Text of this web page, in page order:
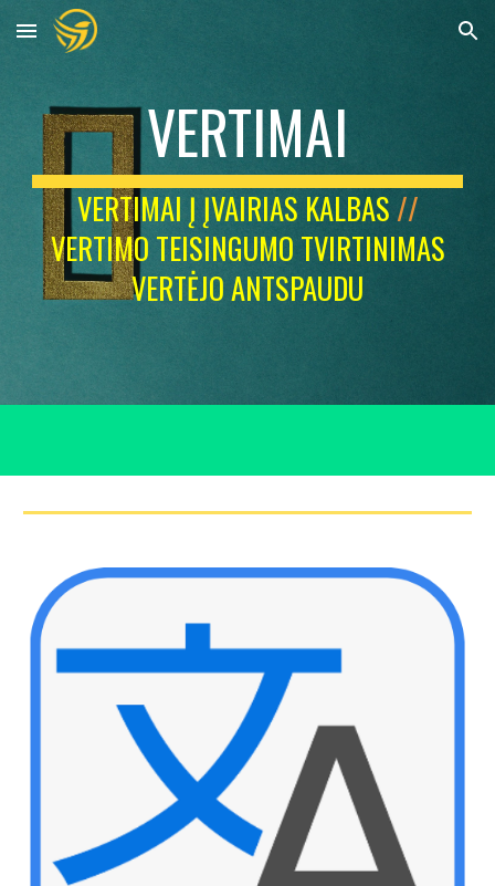
Skip to main content Skip to navigation
VERTIMAI
VERTIMAI Į ĮVAIRIAS KALBAS//
VERTIMO TEISINGUMO TVIRTINIMAS
VERTĖJO ANTSPAUDU